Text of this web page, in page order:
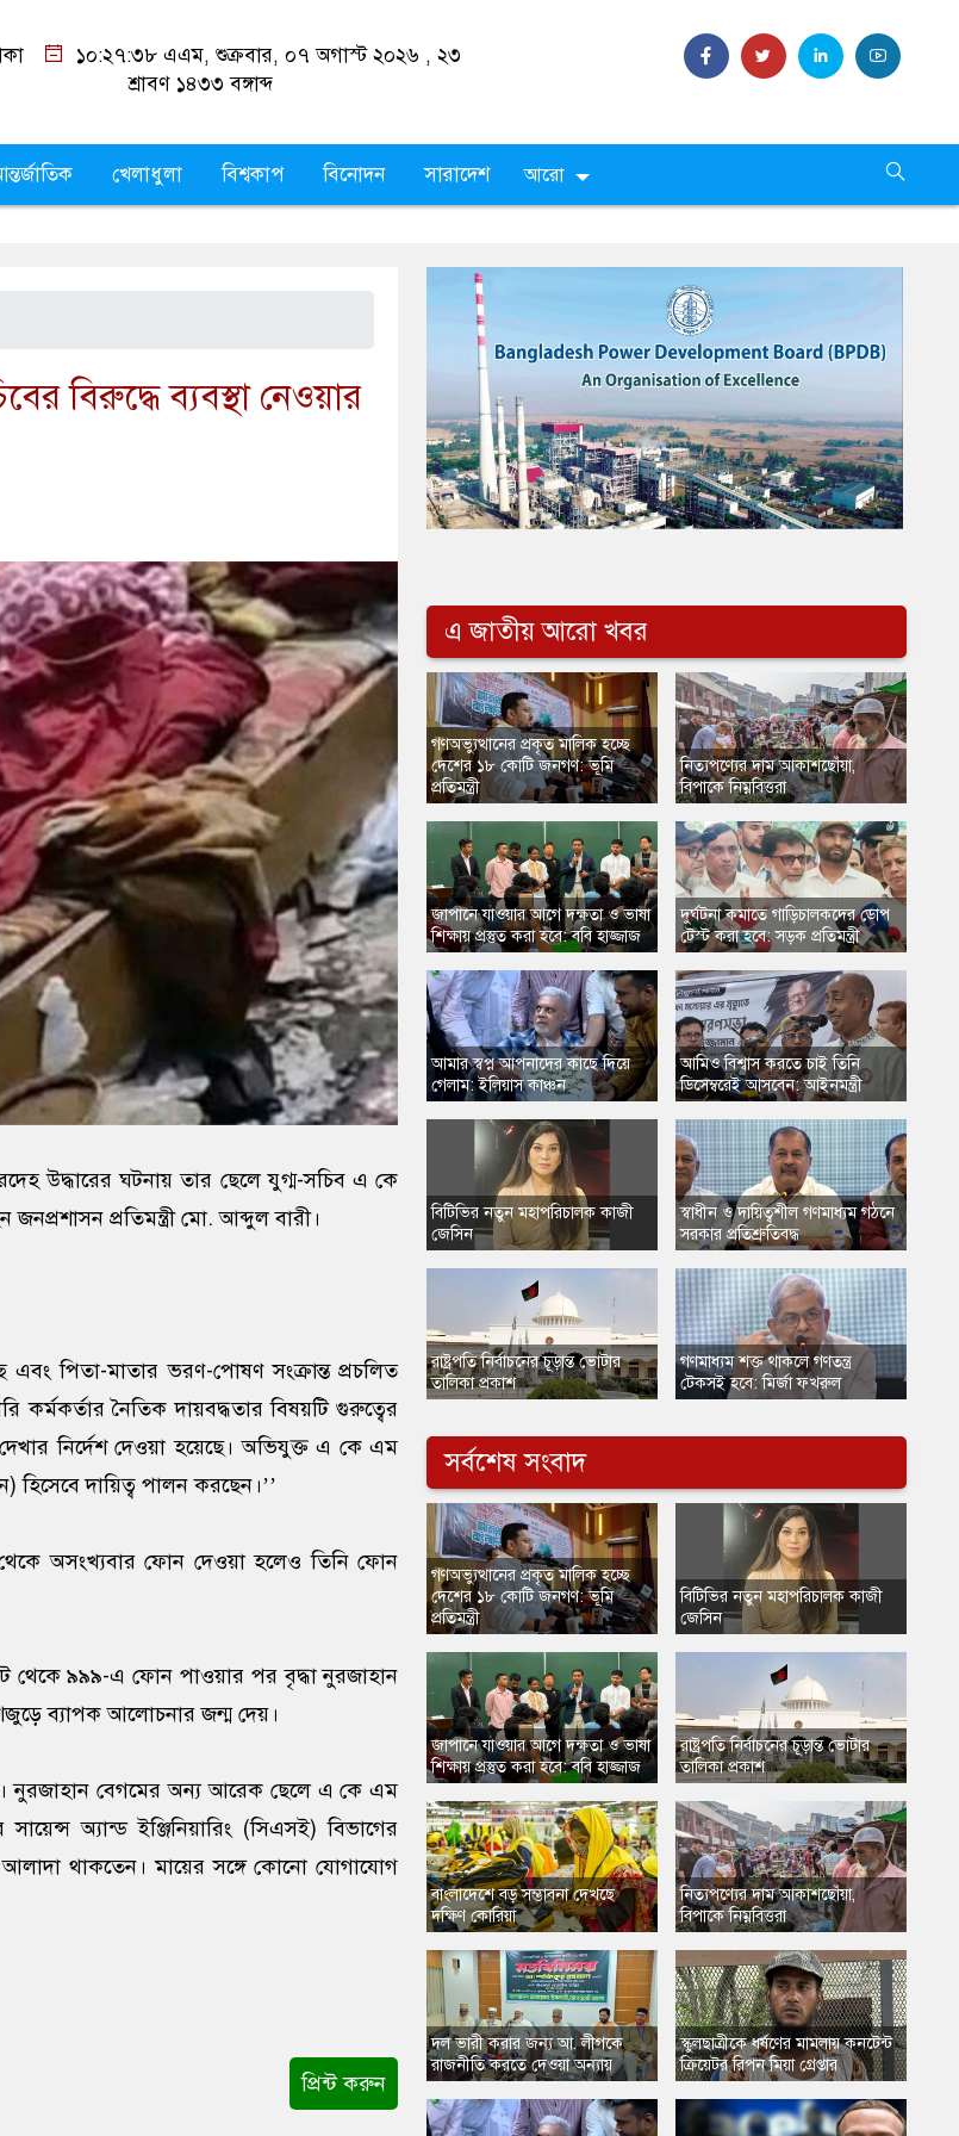
১০:২৭:৩৯ এএম, শুক্রবার, ০৭ অগাস্ট ২০২৬ , ২৩
শ্রাবণ ১৪৩৩ বঙ্গাব্দ
খেলাধুলা বিশ্বকাপ বিনোদন সারাদেশ আরো
বিরুদ্ধে ব্যবস্থা নেওয়ার
উদ্ধারের ঘটনায় তার ছেলে যুগ্ম-সচিব এ কে
প্রতিমন্ত্রী মো. আব্দুল বারী।
এবং পিতা-মাতার ভরণ-পোষণ সংক্রান্ত প্রচলিত
নৈতিক দায়বদ্ধতার বিষয়টি গুরুত্বের
নির্দেশ দেওয়া হয়েছে। অভিযুক্ত এ কে এম
দায়িত্ব পালন করছেন।’’
অসংখ্যবার ফোন দেওয়া হলেও তিনি ফোন
থেকে ৯৯৯-এ ফোন পাওয়ার পর বৃদ্ধা নুরজাহান
ব্যাপক আলোচনার জন্ম দেয়।
নুরজাহান বেগমের অন্য আরেক ছেলে এ কে এম
অ্যান্ড ইঞ্জিনিয়ারিং (সিএসই) বিভাগের
থাকতেন। মায়ের সঙ্গে কোনো যোগাযোগ
প্রিন্ট করুন
এ জাতীয় আরো খবর
গণঅভ্যুত্থানের প্রকৃত মালিক হচ্ছে
দেশের ১৮ কোটি জনগণ: ভূমি
প্রতিমন্ত্রী
জাপানে যাওয়ার আগে দক্ষতা ও ভাষা
শিক্ষায় প্রস্তুত করা হবে: ববি হাজ্জাজ
​আমার স্বপ্ন আপনাদের কাছে দিয়ে
গেলাম: ইলিয়াস কাঞ্চন
​বিটিভির নতুন মহাপরিচালক কাজী
জেসিন
​রাষ্ট্রপতি নির্বাচনের চূড়ান্ত ভোটার
তালিকা প্রকাশ
নিত্যপণ্যের দাম আকাশছোঁয়া,
বিপাকে নিম্নবিত্তরা
দুর্ঘটনা কমাতে গাড়িচালকদের ডোপ
টেস্ট করা হবে: সড়ক প্রতিমন্ত্রী
আমিও বিশ্বাস করতে চাই তিনি
ডিসেম্বরেই আসবেন: আইনমন্ত্রী
স্বাধীন ও দায়িত্বশীল গণমাধ্যম গঠনে
সরকার প্রতিশ্রুতিবদ্ধ
গণমাধ্যম শক্ত থাকলে গণতন্ত্র
টেকসই হবে: মির্জা ফখরুল
সর্বশেষ সংবাদ
গণঅভ্যুত্থানের প্রকৃত মালিক হচ্ছে
দেশের ১৮ কোটি জনগণ: ভূমি
প্রতিমন্ত্রী
জাপানে যাওয়ার আগে দক্ষতা ও ভাষা
শিক্ষায় প্রস্তুত করা হবে: ববি হাজ্জাজ
বাংলাদেশে বড় সম্ভাবনা দেখছে
দক্ষিণ কোরিয়া
দল ভারী করার জন্য আ. লীগকে
রাজনীতি করতে দেওয়া অন্যায়
​বিটিভির নতুন মহাপরিচালক কাজী
জেসিন
​রাষ্ট্রপতি নির্বাচনের চূড়ান্ত ভোটার
তালিকা প্রকাশ
নিত্যপণ্যের দাম আকাশছোঁয়া,
বিপাকে নিম্নবিত্তরা
​স্কুলছাত্রীকে ধর্ষণের মামলায় কনটেন্ট
ক্রিয়েটর রিপন মিয়া গ্রেপ্তার